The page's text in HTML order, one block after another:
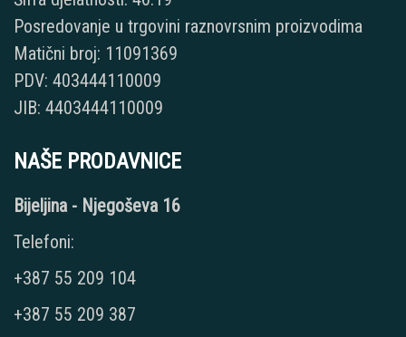
Posredovanje u trgovini raznovrsnim proizvodima
Matični broj: 11091369
PDV: 403444110009
JIB: 4403444110009
NAŠE PRODAVNICE
Bijeljina - Njegoševa 16
Telefoni:
+387 55 209 104
+387 55 209 387